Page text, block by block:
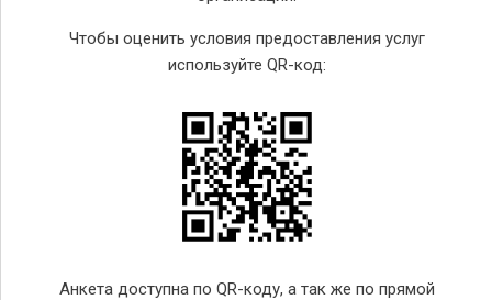
Чтобы оценить условия предоставления услуг
используйте QR-код:
Анкета доступна по QR-коду, а так же по прямой